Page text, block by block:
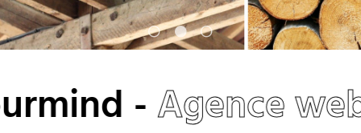
-Agence